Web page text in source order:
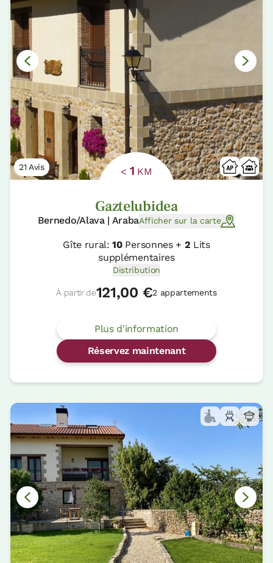
21 Avis < 1 KM
Gaztelubidea
Bernedo/Alava | ArabaAfficher sur la carte
Gîte rural:10Personnes + 2 Lits
supplémentaires
Distribution
À partir de121,00 €2 appartements
Plus d'information
Réservez maintenant